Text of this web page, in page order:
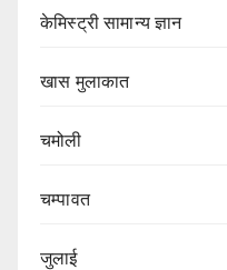
केमिस्ट्री सामान्य ज्ञान
खास मुलाकात
चमोली
चम्पावत
जुलाई